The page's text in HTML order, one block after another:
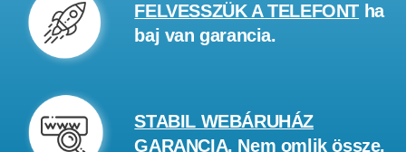
FELVESSZÜK A TELEFONT ha
baj van garancia.
STABIL WEBÁRUHÁZ
GARANCIA. Nem omlik össze.